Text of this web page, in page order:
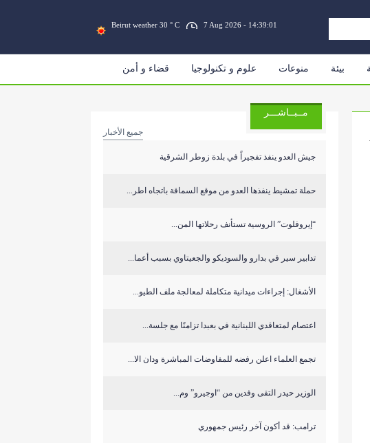
Beirut weather 30 ° C 7 Aug 2026 - 14:39:01
بيئة منوعات علوم و تكنولوجيا قضاء و أمن
مــبــاشـــر
جميع الأخبار
جيش العدو ينفذ تفجيراً في بلدة زوطر الشرقية
حملة تمشيط ينفذها العدو من موقع السماقة باتجاه اطر...
“إيروفلوت” الروسية تستأنف رحلاتها المن...
تدابير سير في بدارو والسوديكو والجعيتاوي بسبب أعما...
الأشغال: إجراءات ميدانية متكاملة لمعالجة ملف الطيو...
اعتصام لمتعاقدي اللبنانية في بعبدا تزامنًا مع جلسة...
تجمع العلماء اعلن رفضه للمفاوضات المباشرة ودان الا...
الوزير حيدر التقى وفدين من “اوجيرو” وم...
ترامب: قد أكون آخر رئيس جمهوري